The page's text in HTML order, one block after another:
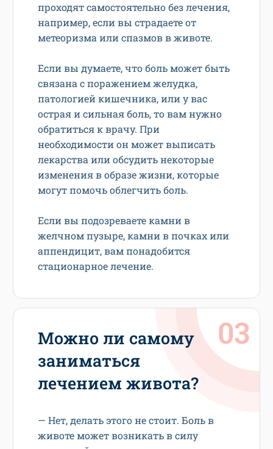
проходят самостоятельно без лечения,
например, если вы страдаете от
метеоризма или спазмов в животе.
Если вы думаете, что боль может быть
связана с поражением желудка,
патологией кишечника, или у вас
острая и сильная боль, то вам нужно
обратиться к врачу. При
необходимости он может выписать
лекарства или обсудить некоторые
изменения в образе жизни, которые
могут помочь облегчить боль.
Если вы подозреваете камни в
желчном пузыре, камни в почках или
аппендицит, вам понадобится
стационарное лечение.
Можно ли самому
заниматься
лечением живота?
— Нет, делать этого не стоит. Боль в
животе может возникать в силу